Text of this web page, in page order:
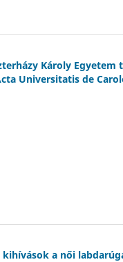
Károly
Universitatis de
a női